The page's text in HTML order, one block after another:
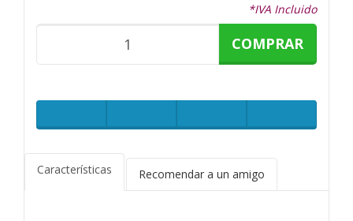
*IVA Incluido
COMPRAR
Características Recomendar a un amigo